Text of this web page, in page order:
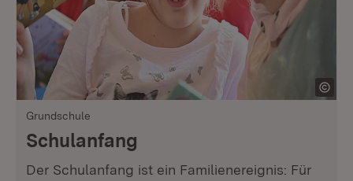
Grundschule
Schulanfang
Der Schulanfang ist ein Familienereignis: Für